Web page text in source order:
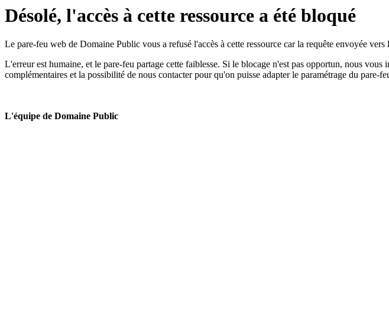
Désolé, l'accès à cette ressource a été bloqué
Le pare-feu web de Domaine Public vous a refusé l'accès à cette ressource car la requête envoyée vers
L'erreur est humaine, et le pare-feu partage cette faiblesse. Si le blocage n'est pas opportun, nous vous
complémentaires et la possibilité de nous contacter pour qu'on puisse adapter le paramétrage du pare-
L'équipe de Domaine Public